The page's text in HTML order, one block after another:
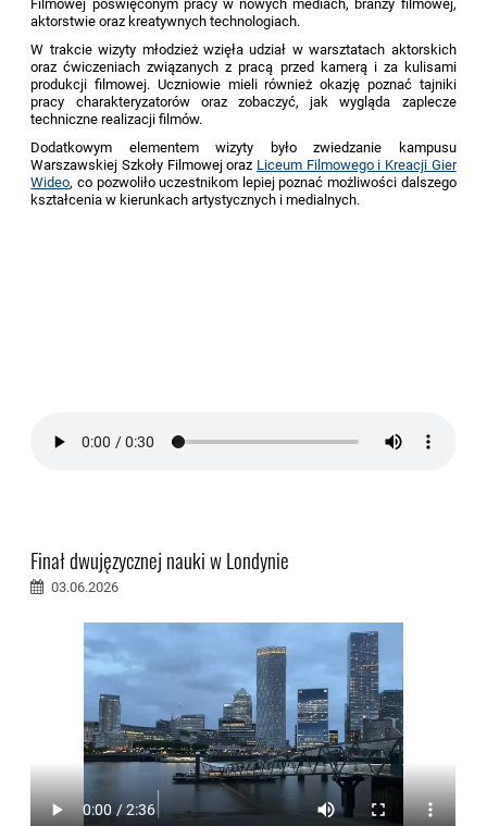
Filmowej poświęconym pracy w nowych mediach, branży filmowej,
aktorstwie oraz kreatywnych technologiach.
W trakcie wizyty młodzież wzięła udział w warsztatach aktorskich
oraz ćwiczeniach związanych z pracą przed kamerą i za kulisami
produkcji filmowej. Uczniowie mieli również okazję poznać tajniki
pracy charakteryzatorów oraz zobaczyć, jak wygląda zaplecze
techniczne realizacji filmów.
Dodatkowym elementem wizyty było zwiedzanie kampusu
Warszawskiej Szkoły Filmowej oraz Liceum Filmowego i Kreacji Gier
Wideo, co pozwoliło uczestnikom lepiej poznać możliwości dalszego
kształcenia w kierunkach artystycznych i medialnych.
Finał dwujęzycznej nauki w Londynie
03.06.2026